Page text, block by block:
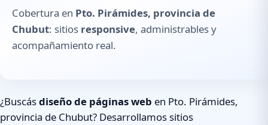
Cobertura en Pto. Pirámides, provincia de
Chubut: sitios responsive, administrables y
acompañamiento real.
¿Buscásdiseño de páginas web en Pto. Pirámides,
provincia de Chubut? Desarrollamos sitios